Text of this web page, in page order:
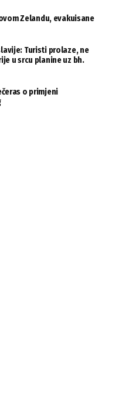
Zelandu, evakuisane
Turisti prolaze, ne
u srcu planine uz bh.
o primjeni